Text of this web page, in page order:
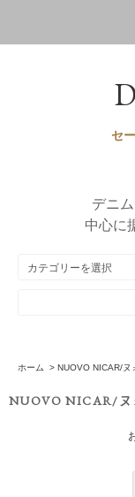
セ
デニ
中心に
ホーム > NUOVO NICAR/ヌ
NUOVO NICAR/ヌ